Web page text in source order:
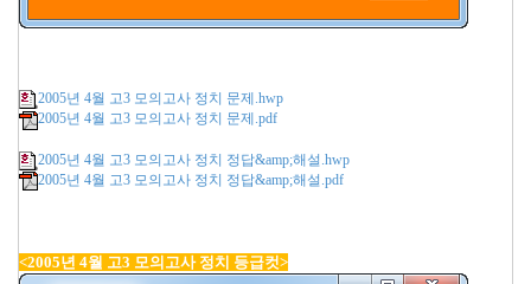
2005년 4월 고3 모의고사 정치 문제.hwp
2005년 4월 고3 모의고사 정치 문제.pdf
2005년 4월 고3 모의고사 정치 정답&amp;해설.hwp
2005년 4월 고3 모의고사 정치 정답&amp;해설.pdf
<2005년 4월 고3 모의고사 정치 등급컷>